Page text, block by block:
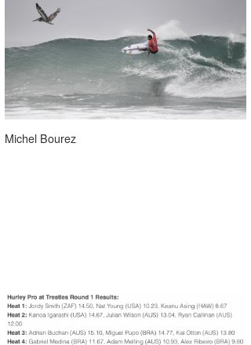
Michel Bourez